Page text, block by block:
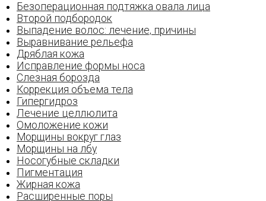
Безоперационная подтяжка овала лица
Второй подбородок
Выпадение волос: лечение‚ причины
Выравнивание рельефа
Дряблая кожа
Исправление формы носа
Слезная борозда
Коррекция объема тела
Гипергидроз
Лечение целлюлита
Омоложение кожи
Морщины вокруг глаз
Морщины на лбу
Носогубные складки
Пигментация
Жирная кожа
Расширенные поры